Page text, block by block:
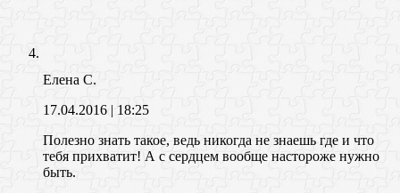
Елена С.
17.04.2016 | 18:25
Полезно знать такое, ведь никогда не знаешь где и что
тебя прихватит! А с сердцем вообще настороже нужно
быть.